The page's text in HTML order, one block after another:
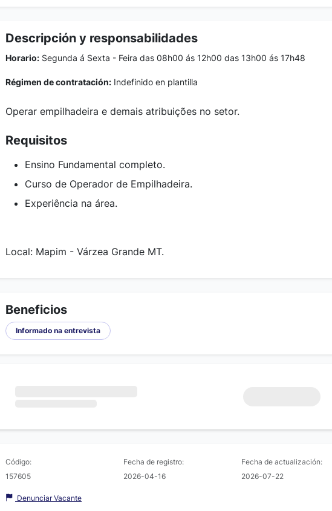
Descripción y responsabilidades
Horario: Segunda á Sexta - Feira das 08h00 ás 12h00 das 13h00 ás 17h48
Régimen de contratación: Indefinido en plantilla
Operar empilhadeira e demais atribuições no setor.
Requisitos
Ensino Fundamental completo.
Curso de Operador de Empilhadeira.
Experiência na área.
Local: Mapim - Várzea Grande MT.
Beneficios
Informado na entrevista
Código:
157605
Fecha de registro:
2026-04-16
Fecha de actualización:
2026-07-22
Denunciar Vacante